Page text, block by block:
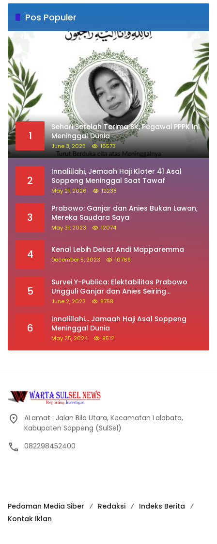
Pos Populer
1
Sehari Setelah Terima SK, Pegawai PPPK Ini
Meninggal Dunia
June 3, 2025 16573
2
Innalillahi, Jemaah Haji Kloter 41 Asal
Soppeng Meninggal Saat Tawaf
May 21, 2026 12238
3
Prabowo: Ganjar dan Anies Bukan Lawan,
Mereka Saudara Saya
May 31, 2023 12074
4 Kenal Lebih Dekat Andi Mapparemma
December 5, 2023 10769
5
Survei Y-Publica: Elektabilitas Prabowo
Ungguli Ganjar dan Anies Seiring
Kepuasan Terhadap Jokowi Naik
June 2, 2023 9758
6
Innalillahi… Jamaah Haji Asal Soppeng
Meninggal Dunia
May 25, 2024 9512
ALamat : Jalan Bila Utara, Kecamatan Lalabata,
Kabupaten Soppeng (SulSel)
082298452400
Pedoman Media Siber Redaksi
Indeks Berita
Kontak Iklan